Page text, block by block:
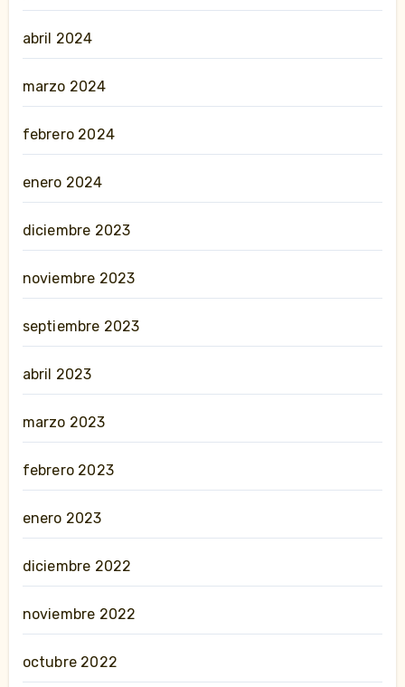
abril 2024
marzo 2024
febrero 2024
enero 2024
diciembre 2023
noviembre 2023
septiembre 2023
abril 2023
marzo 2023
febrero 2023
enero 2023
diciembre 2022
noviembre 2022
octubre 2022